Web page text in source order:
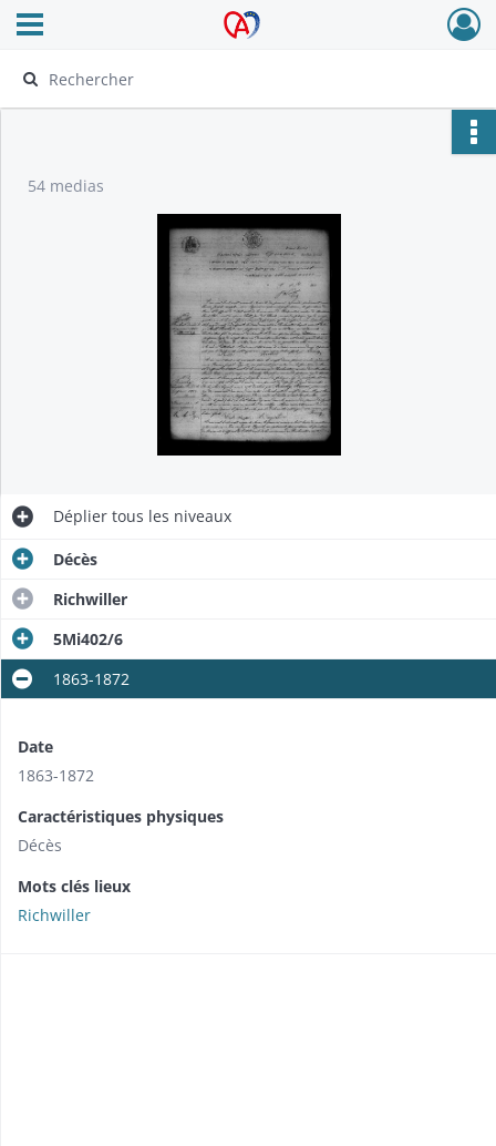
Archives Alsace - Colmar
Ouvrir le menu déroulant
54 medias
Déplier tous les niveaux
Décès
Richwiller
5Mi402/6
1863-1872
Date
1863-1872
Caractéristiques physiques
Décès
Mots clés lieux
Richwiller